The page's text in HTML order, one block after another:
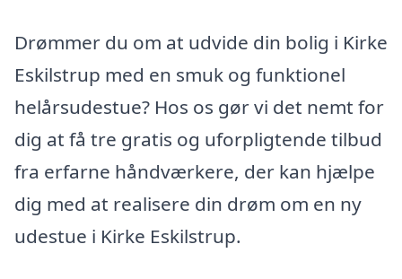
Drømmer du om at udvide din bolig i Kirke
Eskilstrup med en smuk og funktionel
helårsudestue? Hos os gør vi det nemt for
dig at få tre gratis og uforpligtende tilbud
fra erfarne håndværkere, der kan hjælpe
dig med at realisere din drøm om en ny
udestue i Kirke Eskilstrup.